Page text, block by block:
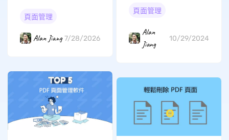
頁面管理
Alan Jiang 7/28/2026
頁面管理
Alan
Jiang
10/29/2024